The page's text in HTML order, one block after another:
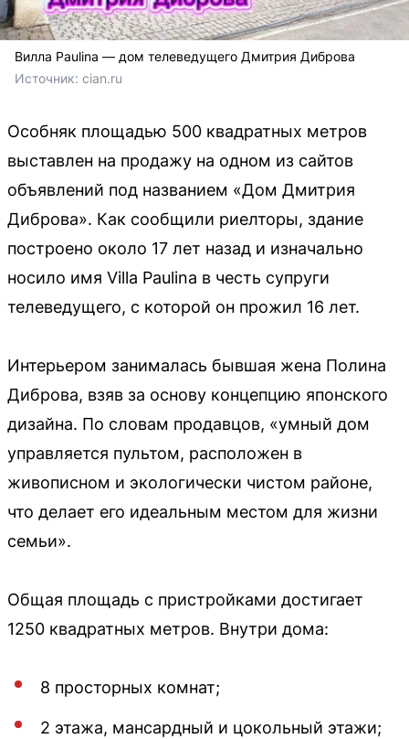
Вилла Paulina — дом телеведущего Дмитрия Диброва
Источник: cian.ru
Особняк площадью 500 квадратных метров
выставлен на продажу на одном из сайтов
объявлений под названием «Дом Дмитрия
Диброва». Как сообщили риелторы, здание
построено около 17 лет назад и изначально
носило имя Villa Paulina в честь супруги
телеведущего, с которой он прожил 16 лет.
Интерьером занималась бывшая жена Полина
Диброва, взяв за основу концепцию японского
дизайна. По словам продавцов, «умный дом
управляется пультом, расположен в
живописном и экологически чистом районе,
что делает его идеальным местом для жизни
семьи».
Общая площадь с пристройками достигает
1250 квадратных метров. Внутри дома:
8 просторных комнат;
2 этажа, мансардный и цокольный этажи;